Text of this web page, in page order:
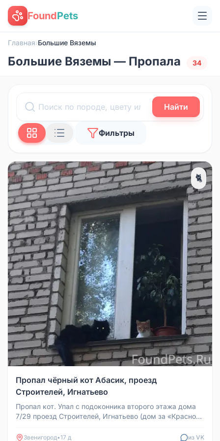
FoundPets
Главная›Большие Вяземы
Большие Вяземы — Пропала 34
Найти
Фильтры
🐈
Пропал чёрный кот Абасик, проезд
Строителей, Игнатьево
Пропал кот. Упал с подоконника второго этажа дома
7/29 проезд Строителей, Игнатьево (дом за «Красно-
Звенигород•17 д из VK